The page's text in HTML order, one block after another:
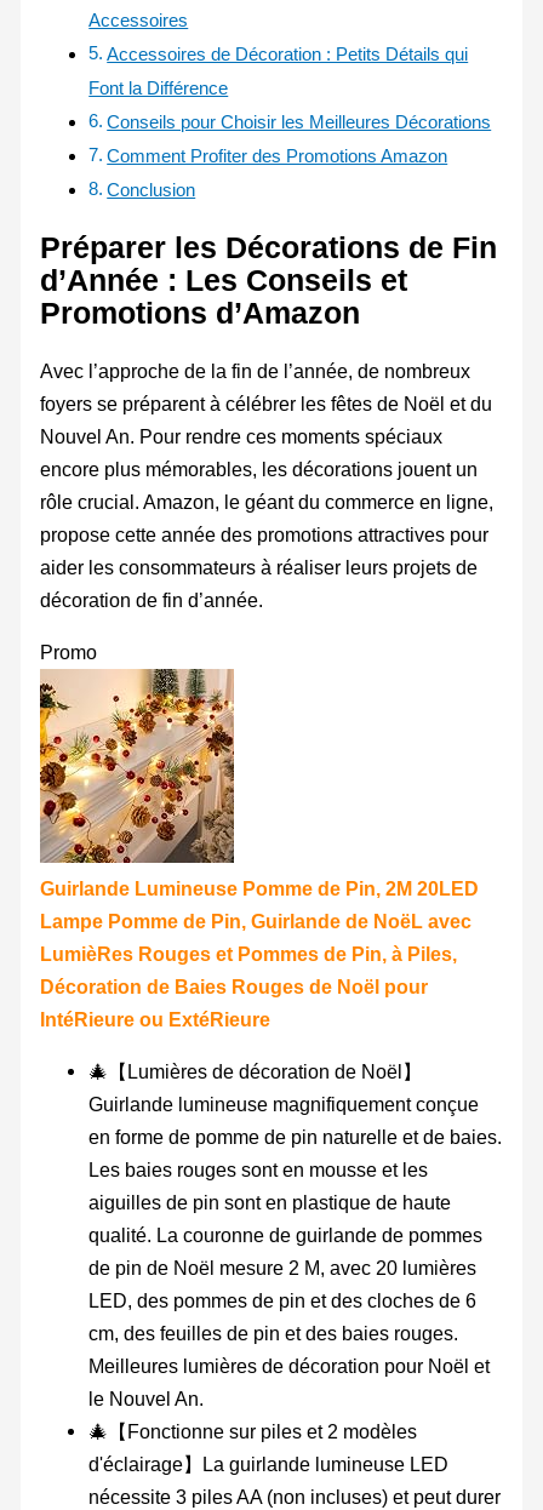
Accessoires
Accessoires de Décoration : Petits Détails qui
Font la Différence
Conseils pour Choisir les Meilleures Décorations
Comment Profiter des Promotions Amazon
Conclusion
Préparer les Décorations de Fin
d’Année : Les Conseils et
Promotions d’Amazon
Avec l’approche de la fin de l’année, de nombreux
foyers se préparent à célébrer les fêtes de Noël et du
Nouvel An. Pour rendre ces moments spéciaux
encore plus mémorables, les décorations jouent un
rôle crucial. Amazon, le géant du commerce en ligne,
propose cette année des promotions attractives pour
aider les consommateurs à réaliser leurs projets de
décoration de fin d’année.
Promo
Guirlande Lumineuse Pomme de Pin, 2M 20LED
Lampe Pomme de Pin, Guirlande de NoëL avec
LumièRes Rouges et Pommes de Pin, à Piles,
Décoration de Baies Rouges de Noël pour
IntéRieure ou ExtéRieure
🎄【Lumières de décoration de Noël】
Guirlande lumineuse magnifiquement conçue
en forme de pomme de pin naturelle et de baies.
Les baies rouges sont en mousse et les
aiguilles de pin sont en plastique de haute
qualité. La couronne de guirlande de pommes
de pin de Noël mesure 2 M, avec 20 lumières
LED, des pommes de pin et des cloches de 6
cm, des feuilles de pin et des baies rouges.
Meilleures lumières de décoration pour Noël et
le Nouvel An.
🎄【Fonctionne sur piles et 2 modèles
d'éclairage】La guirlande lumineuse LED
nécessite 3 piles AA (non incluses) et peut durer